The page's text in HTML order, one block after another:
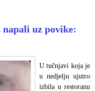
napali uz povike:
U tučnjavi koja je
u nedjelju ujutro
izbila u restoranu